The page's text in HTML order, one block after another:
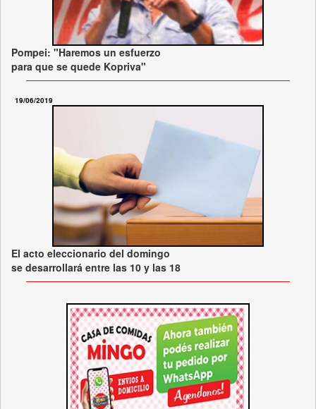
Pompei: "Haremos un esfuerzo
para que se quede Kopriva"
19/06/2019
El acto eleccionario del domingo
se desarrollará entre las 10 y las 18